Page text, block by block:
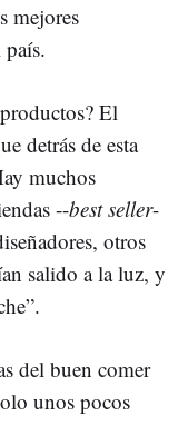
mejores
El
detrás de esta
muchos
--best seller-
otros
salido a la luz, y
del buen comer
unos pocos